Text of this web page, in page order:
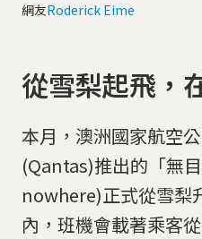
網友Roderick Eime
從雪梨起飛，
本月，澳洲國家航空公
(Qantas)推出的「無
nowhere)正式從雪梨
內，班機會載著乘客